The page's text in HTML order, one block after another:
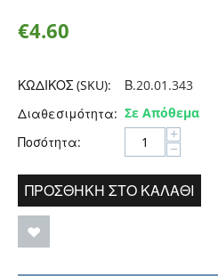
€4.60
ΚΩΔΙΚΟΣ (SKU):
Β.20.01.343
Διαθεσιμότητα: Σε Απόθεμα
Ποσότητα:
+
−
ΠΡΟΣΘΉΚΗ ΣΤΟ ΚΑΛΆΘΙ